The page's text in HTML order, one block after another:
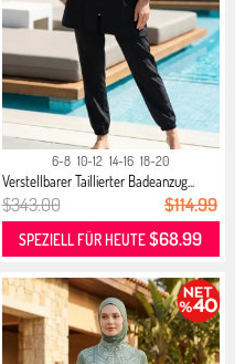
6-8 10-12 14-16 18-20
Verstellbarer Taillierter Badeanzug...
$343.00 $114.99
SPEZIELL FÜR HEUTE$68.99